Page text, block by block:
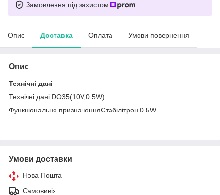
Замовлення під захистом
Опис Доставка Оплата Умови повернення
Опис
Технічні дані
Технічні дані DO35(10V;0.5W)
Функціональне призначенняСтабілітрон 0.5W
Умови доставки
Нова Пошта
Самовивіз